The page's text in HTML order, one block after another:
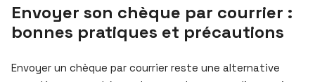
Envoyer son chèque par courrier :
bonnes pratiques et précautions
Envoyer un chèque par courrier reste une alternative